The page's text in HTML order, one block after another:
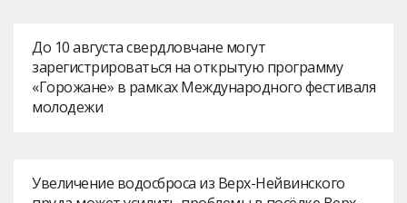
До 10 августа свердловчане могут
зарегистрироваться на открытую программу
«Горожане» в рамках Международного фестиваля
молодежи
Увеличение водосброса из Верх-Нейвинского